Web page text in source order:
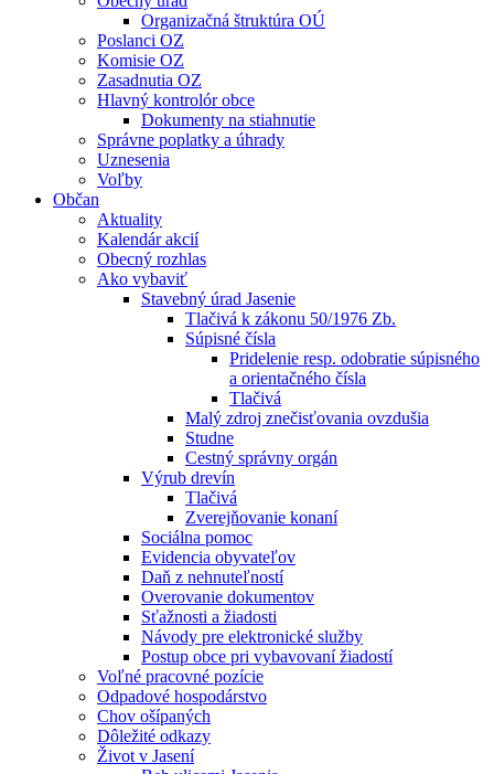
Organizačná štruktúra OÚ
Poslanci OZ
Komisie OZ
Zasadnutia OZ
Hlavný kontrolór obce
Dokumenty na stiahnutie
Správne poplatky a úhrady
Uznesenia
Voľby
Občan
Aktuality
Kalendár akcií
Obecný rozhlas
Ako vybaviť
Stavebný úrad Jasenie
Tlačivá k zákonu 50/1976 Zb.
Súpisné čísla
Pridelenie resp. odobratie súpisného
a orientačného čísla
Tlačivá
Malý zdroj znečisťovania ovzdušia
Studne
Cestný správny orgán
Výrub drevín
Tlačivá
Zverejňovanie konaní
Sociálna pomoc
Evidencia obyvateľov
Daň z nehnuteľností
Overovanie dokumentov
Sťažnosti a žiadosti
Návody pre elektronické služby
Postup obce pri vybavovaní žiadostí
Voľné pracovné pozície
Odpadové hospodárstvo
Chov ošípaných
Dôležité odkazy
Život v Jasení